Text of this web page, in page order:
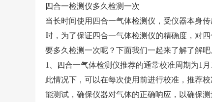
四合一检测仪多久检测一次
当长时间使用四合一气体检测仪，受仪器本身
时，为了保证四合一气体检测仪的精确度，对
要多久检测一次呢？下面我们一起来了解了解吧
1、四合一气体检测仪推荐的通常校准周期为1
此情况下，可以在每次使用前进行校准，推荐
能测试，确保仪器对气体的正确响应，以确保测